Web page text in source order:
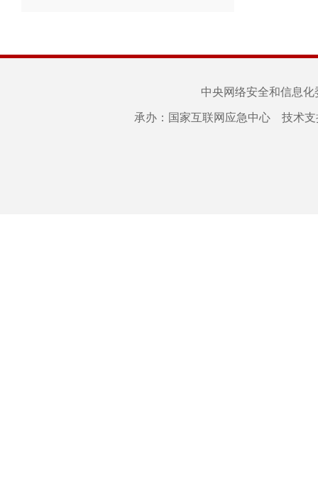
中央网络安全和信息
承办：国家互联网应急中心 技术